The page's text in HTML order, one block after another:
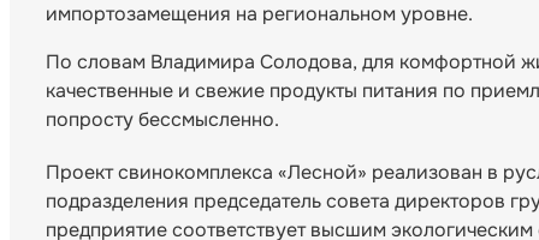
импортозамещения на региональном уровне.
По словам Владимира Солодова, для комфортной
качественные и свежие продукты питания по
попросту бессмысленно.
Проект свинокомплекса «Лесной» реализован в
подразделения председатель совета директоров
предприятие соответствует высшим